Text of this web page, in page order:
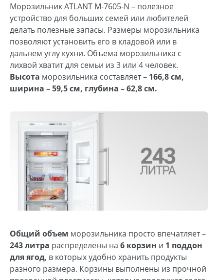
Морозильник ATLANT М-7605-N – полезное
устройство для больших семей или любителей
делать полезные запасы. Размеры морозильника
позволяют установить его в кладовой или в
дальнем углу кухни. Объема морозильника с
лихвой хватит для семьи из 3 или 4 человек.
Высота морозильника составляет ­– 166,8 см,
ширина – 59,5 см, глубина – 62,8 см.
Общий объем морозильника просто впечатляет ­–
243 литра распределены на 6 корзин и 1 поддон
для ягод, в которых удобно хранить продукты
разного размера. Корзины выполнены из прочной